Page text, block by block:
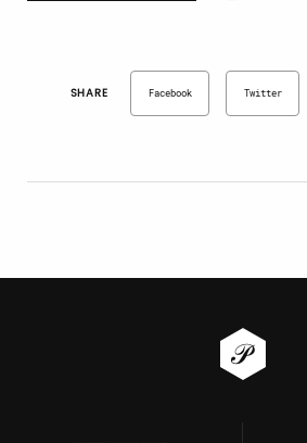
SHARE Facebook Twitter